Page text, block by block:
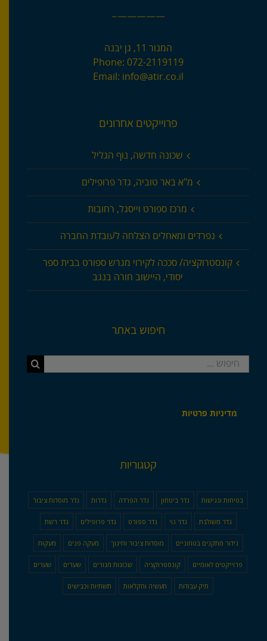
—————–
המנור 11, גן יבנה
Phone: 072-2119119
Email: info@atir.co.il
פרוייקטים אחרונים
שכונה חדשה, נוף הגליל
מ"א באר טוביה, גדר פרופילים
מרכז ספורט וייסגל, רחובות
נפרדים ומאחלים הצלחה לעובדת החברה
קונסטרוקציה/ סככה לקירוי מגרש ספורט בבית ספר
יסודי, היישוב חורה בנגב
חיפוש באתר
חיפוש...
מדיניות פרטיות
קטגוריות
בטיחות ונגישות גדר ביטחון גדר הפרדה גדרות גדר מוסדות ציבור
גדר משולבת גדר נוי גדר ספורט גדר פרופילים גדר רשת
גידור מתקנים בטחוניים מוסדות ציבור וחינוך מעקה פנים מעקות
פרוייקטים לאומיים קונסטרוקציה שכונות מגורים שערים שערים
תיק עבודות תעשיה וחקלאות תשתיות וכבישים